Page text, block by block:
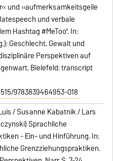
und »aufmerksamkeitsgeile
und verbale
Hashtag #MeToo". In:
Geschlecht, Gewalt und
Perspektiven auf
Bielefeld: transcript
9783839464953-018
/ Susanne Kabatnik / Lars
Sprachliche
- Ein- und Hinführung. In:
Grenzziehungspraktiken.